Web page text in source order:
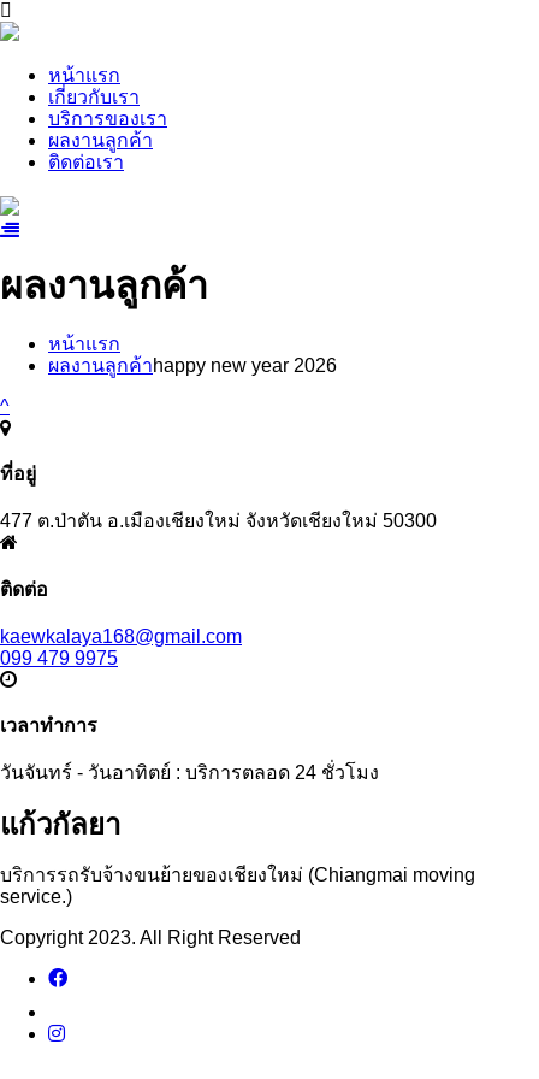
หน้าแรก
เกี่ยวกับเรา
บริการของเรา
ผลงานลูกค้า
ติดต่อเรา
ผลงานลูกค้า
หน้าแรก
ผลงานลูกค้าhappy new year 2026
^
ที่อยู่
477 ต.ป่าตัน อ.เมืองเชียงใหม่ จังหวัดเชียงใหม่ 50300
ติดต่อ
kaewkalaya168@gmail.com
099 479 9975
เวลาทำการ
วันจันทร์ - วันอาทิตย์ : บริการตลอด 24 ชั่วโมง
แก้วกัลยา
บริการรถรับจ้างขนย้ายของเชียงใหม่ (Chiangmai moving
service.)
Copyright 2023. All Right Reserved